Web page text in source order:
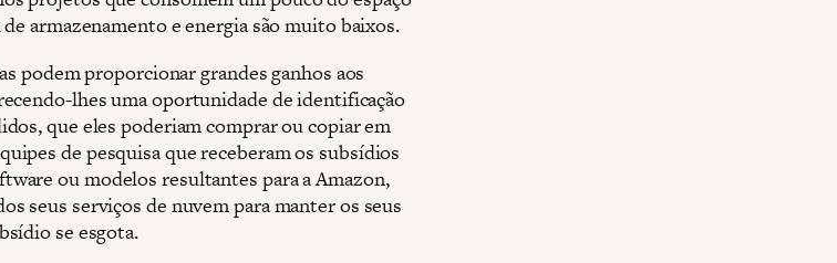
armazenamento e energia são muito baixos.
podem proporcionar grandes ganhos aos
lhes uma oportunidade de identificação
que eles poderiam comprar ou copiar em
de pesquisa que receberam os subsídios
ou modelos resultantes para a Amazon,
seus serviços de nuvem para manter os seus
se esgota.